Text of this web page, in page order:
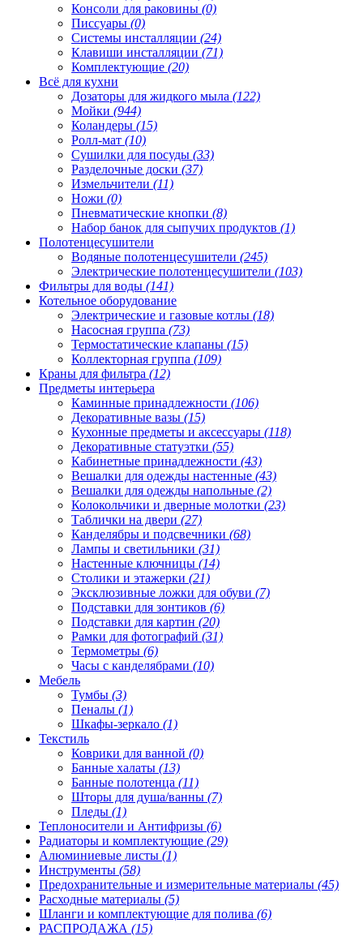
Консоли для раковины (0)
Писсуары (0)
Системы инсталляции (24)
Клавиши инсталляции (71)
Комплектующие (20)
Всё для кухни
Дозаторы для жидкого мыла (122)
Мойки (944)
Коландеры (15)
Ролл-мат (10)
Сушилки для посуды (33)
Разделочные доски (37)
Измельчители (11)
Ножи (0)
Пневматические кнопки (8)
Набор банок для сыпучих продуктов (1)
Полотенцесушители
Водяные полотенцесушители (245)
Электрические полотенцесушители (103)
Фильтры для воды (141)
Котельное оборудование
Электрические и газовые котлы (18)
Насосная группа (73)
Термостатические клапаны (15)
Коллекторная группа (109)
Краны для фильтра (12)
Предметы интерьера
Каминные принадлежности (106)
Декоративные вазы (15)
Кухонные предметы и аксессуары (118)
Декоративные статуэтки (55)
Кабинетные принадлежности (43)
Вешалки для одежды настенные (43)
Вешалки для одежды напольные (2)
Колокольчики и дверные молотки (23)
Таблички на двери (27)
Канделябры и подсвечники (68)
Лампы и светильники (31)
Настенные ключницы (14)
Столики и этажерки (21)
Эксклюзивные ложки для обуви (7)
Подставки для зонтиков (6)
Подставки для картин (20)
Рамки для фотографий (31)
Термометры (6)
Часы с канделябрами (10)
Мебель
Тумбы (3)
Пеналы (1)
Шкафы-зеркало (1)
Текстиль
Коврики для ванной (0)
Банные халаты (13)
Банные полотенца (11)
Шторы для душа/ванны (7)
Пледы (1)
Теплоносители и Антифризы (6)
Радиаторы и комплектующие (29)
Алюминиевые листы (1)
Инструменты (58)
Предохранительные и измерительные материалы (45)
Расходные материалы (5)
Шланги и комплектующие для полива (6)
РАСПРОДАЖА (15)